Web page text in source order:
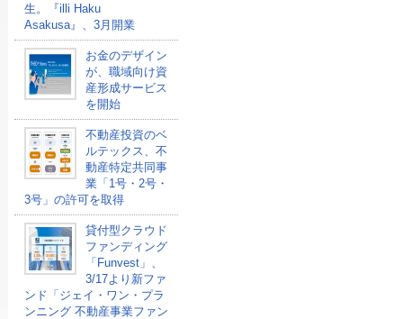
生。『illi Haku
Asakusa』、3月開業
お金のデザイン
が、職域向け資
産形成サービス
を開始
不動産投資のベ
ルテックス、不
動産特定共同事
業「1号・2号・
3号」の許可を取得
貸付型クラウド
ファンディング
「Funvest」、
3/17より新ファ
ンド「ジェイ・ワン・プラ
ンニング 不動産事業ファン